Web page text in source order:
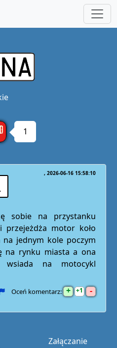
1
2026-06-16 15:58:10
sobie na przystanku
motor koło
jednym kole poczym
na rynku miasta a ona
na motocykl
Oceń komentarz: + 1 -
Załączanie